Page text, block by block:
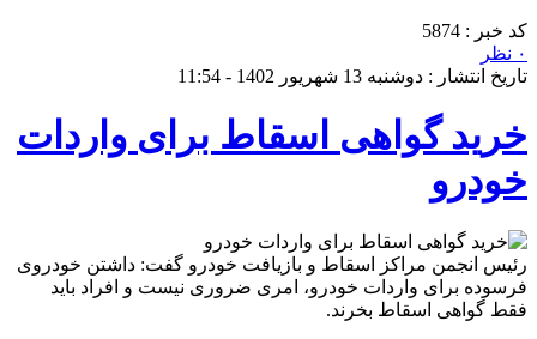
کد خبر : 5874
۰ نظر
تاریخ انتشار : دوشنبه 13 شهریور 1402 - 11:54
خرید گواهی اسقاط برای واردات
خودرو
رئیس انجمن مراکز اسقاط و بازیافت خودرو گفت: داشتن خودروی
فرسوده برای واردات خودرو، امری ضروری نیست و افراد باید
فقط گواهی اسقاط بخرند.